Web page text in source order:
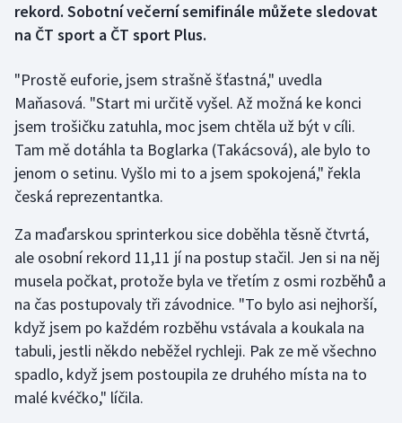
Futsal
Gymnastika
Házená
Jezdectví
Judo
Krasobruslení
Lezení
Lyže a snowboard
Moderní pětiboj
rekord. Sobotní večerní semifinále můžete sledovat
na ČT sport a ČT sport Plus.
"Prostě euforie, jsem strašně šťastná," uvedla
Maňasová. "Start mi určitě vyšel. Až možná ke konci
jsem trošičku zatuhla, moc jsem chtěla už být v cíli.
Tam mě dotáhla ta Boglarka (Takácsová), ale bylo to
jenom o setinu. Vyšlo mi to a jsem spokojená," řekla
česká reprezentantka.
Za maďarskou sprinterkou sice doběhla těsně čtvrtá,
ale osobní rekord 11,11 jí na postup stačil. Jen si na něj
musela počkat, protože byla ve třetím z osmi rozběhů a
na čas postupovaly tři závodnice. "To bylo asi nejhorší,
když jsem po každém rozběhu vstávala a koukala na
tabuli, jestli někdo neběžel rychleji. Pak ze mě všechno
spadlo, když jsem postoupila ze druhého místa na to
malé kvéčko," líčila.